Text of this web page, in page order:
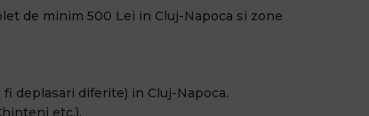
de minim 500 Lei in Cluj-Napoca si zone
deplasari diferite) in Cluj-Napoca.
etc.).